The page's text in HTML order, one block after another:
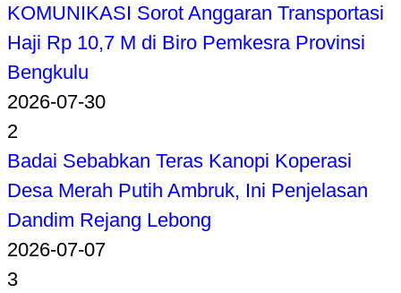
KOMUNIKASI Sorot Anggaran Transportasi
Haji Rp 10,7 M di Biro Pemkesra Provinsi
Bengkulu
2026-07-30
2
Badai Sebabkan Teras Kanopi Koperasi
Desa Merah Putih Ambruk, Ini Penjelasan
Dandim Rejang Lebong
2026-07-07
3